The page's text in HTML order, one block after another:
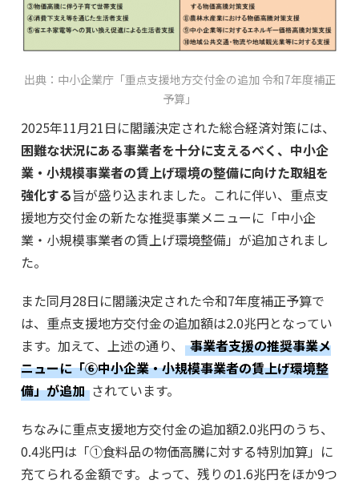
出典：中小企業庁「重点支援地方交付金の追加 令和7年度補正
予算」
2025年11月21日に閣議決定された総合経済対策には、
困難な状況にある事業者を十分に支えるべく、中小企
業・小規模事業者の賃上げ環境の整備に向けた取組を
強化する旨が盛り込まれました。これに伴い、重点支
援地方交付金の新たな推奨事業メニューに「中小企
業・小規模事業者の賃上げ環境整備」が追加されまし
た。
また同月28日に閣議決定された令和7年度補正予算で
は、重点支援地方交付金の追加額は2.0兆円となってい
ます。加えて、上述の通り、
事業者支援の推奨事業メ
ニューに「⑥中小企業・小規模事業者の賃上げ環境整
備」が追加 されています。
ちなみに重点支援地方交付金の追加額2.0兆円のうち、
0.4兆円は「①食料品の物価高騰に対する特別加算」に
充てられる金額です。よって、残りの1.6兆円をほか9つ